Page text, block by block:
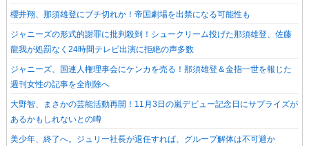
櫻井翔、那須雄登にブチ切れか！帝国劇場を出禁になる可能性も
ジャニーズの形式的謝罪に批判殺到！シュークリーム投げた那須雄登、佐藤
龍我が処罰なく24時間テレビ出演に拒絶の声多数
ジャニーズ、国連人権理事会にケンカを売る！那須雄登＆金指一世を報じた
週刊女性の記事を全削除へ
大野智、まさかの芸能活動再開！11月3日の嵐デビュー記念日にサプライズが
あるかもしれないとの噂
美少年、終了へ。ジュリー社長が退任すれば、グループ解体は不可避か